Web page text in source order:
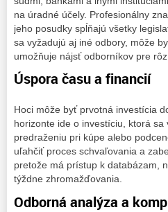
na úradné účely. Profesionálny
jeho posudky spĺňajú všetky
sa vyžadujú aj iné odbory, môže
umožňuje nájsť odborníkov pre
Úspora času a financií
Hoci môže byť prvotná investícia
horizonte ide o investíciu, ktorá
predraženiu pri kúpe alebo
uľahčiť proces schvaľovania a
pretože má prístup k databázam,
týždne zhromažďovania.
Odborná analýza a